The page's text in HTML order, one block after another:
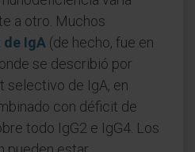
a otro. Muchos
IgA (de hecho, fue en
se describió por
selectivo de IgA, en
con déficit de
todo IgG2 e IgG4. Los